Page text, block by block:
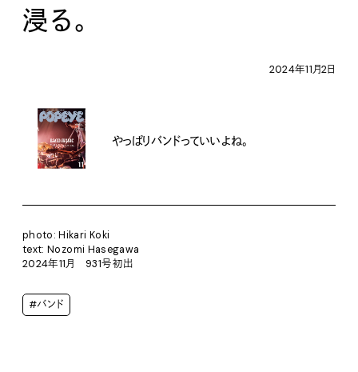
浸る。
2024年11月2日
やっぱりバンドっていいよね。
photo: Hikari Koki
text: Nozomi Hasegawa
2024年11月 931号初出
#バンド